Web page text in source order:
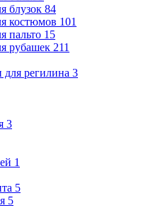
блузок 84
костюмов 101
пальто 15
рубашек 211
регилина 3
3
1
5
5